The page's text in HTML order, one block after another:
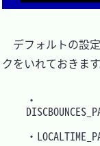
デフォルトの設
クをいれておきます
・
・